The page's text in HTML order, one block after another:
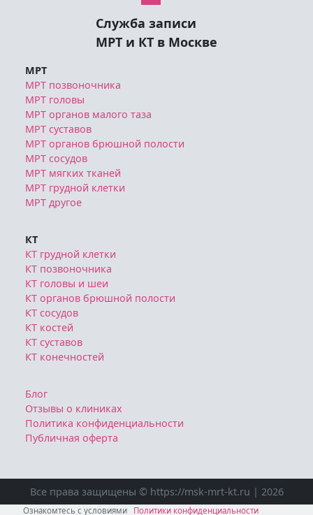
Служба записи
МРТ и КТ в Москве
МРТ
МРТ позвоночника
МРТ головы
МРТ органов малого таза
МРТ суставов
МРТ органов брюшной полости
МРТ сосудов
МРТ мягких тканей
МРТ грудной клетки
МРТ другое
КТ
КТ грудной клетки
КТ позвоночника
КТ головы и шеи
КТ органов брюшной полости
КТ сосудов
КТ костей
КТ суставов
КТ конечностей
Блог
Отзывы о клиниках
Политика конфиденциальности
Публичная оферта
Все права защищены © https://msk-mrt-kt.ru | 2026
Ознакомтесь с условиями Политики конфиденциальности